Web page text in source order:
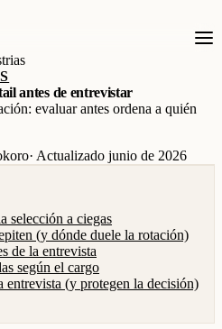
antes de entrevistar
evaluar antes ordena a quién
· Actualizado junio de 2026
selección a ciegas
(y dónde duele la rotación)
de la entrevista
según el cargo
entrevista (y protegen la decisión)